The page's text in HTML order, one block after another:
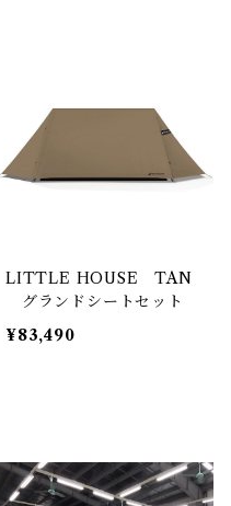
LITTLE HOUSE TAN
グランドシートセット
¥83,490